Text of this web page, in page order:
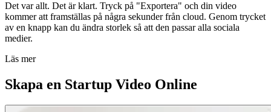
Det var allt. Det är klart. Tryck på "Exportera" och din video
kommer att framställas på några sekunder från cloud. Genom trycket
av en knapp kan du ändra storlek så att den passar alla sociala
medier.
Läs mer
Skapa en Startup Video Online